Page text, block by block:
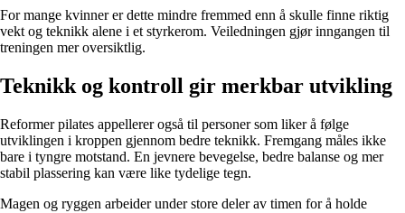
For mange kvinner er dette mindre fremmed enn å skulle finne riktig
vekt og teknikk alene i et styrkerom. Veiledningen gjør inngangen til
treningen mer oversiktlig.
Teknikk og kontroll gir merkbar utvikling
Reformer pilates appellerer også til personer som liker å følge
utviklingen i kroppen gjennom bedre teknikk. Fremgang måles ikke
bare i tyngre motstand. En jevnere bevegelse, bedre balanse og mer
stabil plassering kan være like tydelige tegn.
Magen og ryggen arbeider under store deler av timen for å holde